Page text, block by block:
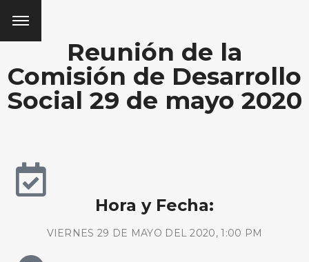
Reunión de la
Comisión de Desarrollo
Social 29 de mayo 2020
Hora y Fecha:
VIERNES 29 DE MAYO DEL 2020, 1:00 PM